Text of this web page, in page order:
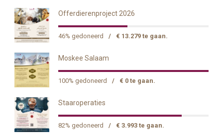
Offerdierenproject 2026
46% gedoneerd / € 13.279 te gaan.
Moskee Salaam
100% gedoneerd / € 0 te gaan.
Staaroperaties
82% gedoneerd / € 3.993 te gaan.